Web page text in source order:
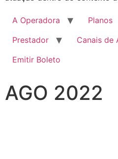
A Operadora Planos
Prestador
Canais de
Emitir Boleto
AGO 2022